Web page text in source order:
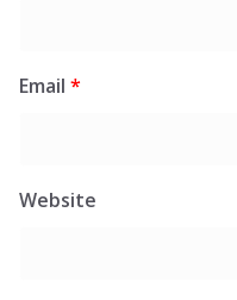
Email *
Website